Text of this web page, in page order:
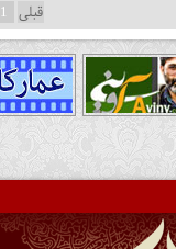
قبلی
1